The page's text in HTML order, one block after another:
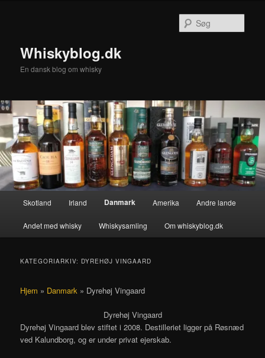
Whiskyblog.dk
En dansk blog om whisky
Skotland Irland Danmark Amerika Andre lande
Andet med whisky Whiskysamling Om whiskyblog.dk
KATEGORIARKIV: DYREHØJ VINGAARD
Hjem » Danmark » Dyrehøj Vingaard
Dyrehøj Vingaard
Dyrehøj Vingaard blev stiftet i 2008. Destilleriet ligger på Røsnæd
ved Kalundborg, og er under privat ejerskab.